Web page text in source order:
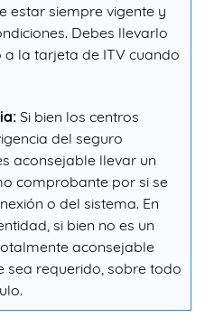
estar siempre vigente y
Debes llevarlo
a la tarjeta de ITV cuando
Si bien los centros
del seguro
aconsejable llevar un
comprobante por si se
o del sistema. En
si bien no es un
aconsejable
sea requerido, sobre todo